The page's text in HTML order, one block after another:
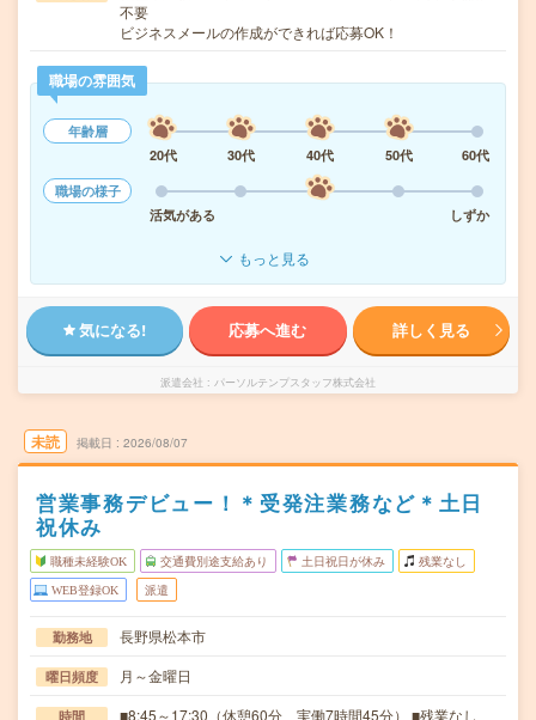
不要
ビジネスメールの作成ができれば応募OK！
職場の雰囲気
年齢層
20代
30代 40代 50代
60代
職場の様子
活気がある
しずか
もっと見る
気になる! 応募へ進む 詳しく見る
派遣会社 パーソルテンプスタッフ株式会社
未読 掲載日 2026/08/07
営業事務デビュー！＊受発注業務など＊土日
祝休み
職種未経験OK 交通費別途支給あり 土日祝日が休み 残業なし
WEB登録OK 派遣
勤務地 長野県松本市
曜日頻度 月～金曜日
時間 ■8:45～17:30（休憩60分 実働7時間45分） ■残業なし